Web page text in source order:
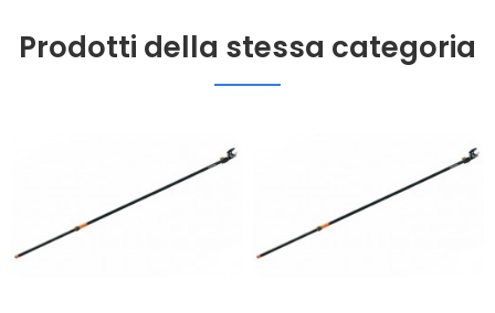
Prodotti della stessa categoria